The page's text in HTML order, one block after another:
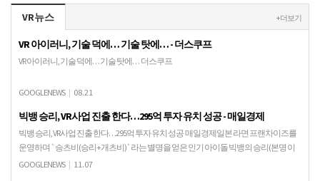
VR뉴스 + 더보기
VR 아이러니, 기술 덕에… 기술 탓에… - 더스쿠프
VR 아이러니, 기술 덕에… 기술 탓에… 더스쿠프
GOOGLENEWS | 08.21
빅뱅 승리, VR사업 진출 한다…295억 투자 유치 성공 - 매일경제
빅뱅 승리, VR사업 진출 한다…295억 투자 유치 성공 매일경제일본 라면 프랜차이즈를
운영하며 `승츠비(승리+개츠비)`라는 별명을 얻은 인기 아이돌 빅뱅의 승리(본명 이
승현·사진)가 국내 증강현실(AR)·가상현실…
GOOGLENEWS | 11.07